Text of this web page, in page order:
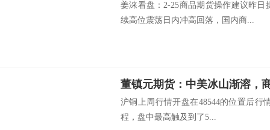
姜涞看盘：2-25商品期货操作建议昨
续高位震荡日内冲高回落，国内商...
董镇元期货：中美冰山渐溶，
沪铜上周行情开盘在48544的位置后行
程，盘中最高触及到了5...